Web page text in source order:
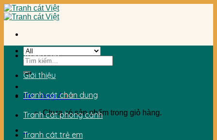
Skip
to
Tìm
kiếm:
Giỏ hàng /0₫ 0
Chưa có sản phẩm trong giỏ hàng.
0
Trang chủ
Giới thiệu
Tranh cát chân dung
Tranh cát phong cảnh
Tranh cát trẻ em